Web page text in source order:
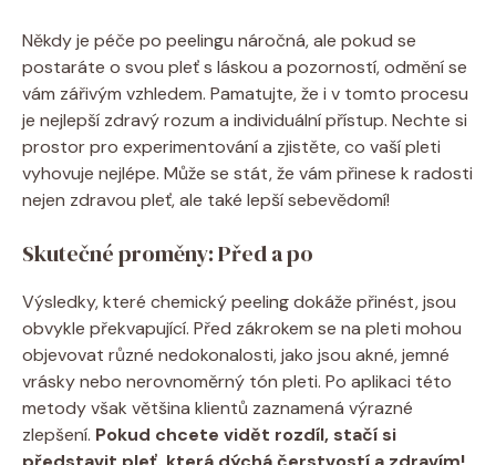
Někdy je péče po peelingu náročná, ale pokud se
postaráte o svou pleť s láskou a pozorností, odmění se
vám zářivým vzhledem. Pamatujte, že i v tomto procesu
je nejlepší zdravý rozum a individuální přístup. Nechte si
prostor pro experimentování a zjistěte, co vaší pleti
vyhovuje nejlépe. Může se stát, že vám přinese k radosti
nejen zdravou pleť, ale také lepší sebevědomí!
Skutečné proměny: Před a po
Výsledky, které chemický peeling dokáže přinést, jsou
obvykle překvapující. Před zákrokem se na pleti mohou
objevovat různé nedokonalosti, jako jsou akné, jemné
vrásky nebo nerovnoměrný tón pleti. Po aplikaci této
metody však většina klientů zaznamená výrazné
zlepšení. Pokud chcete vidět rozdíl, stačí si